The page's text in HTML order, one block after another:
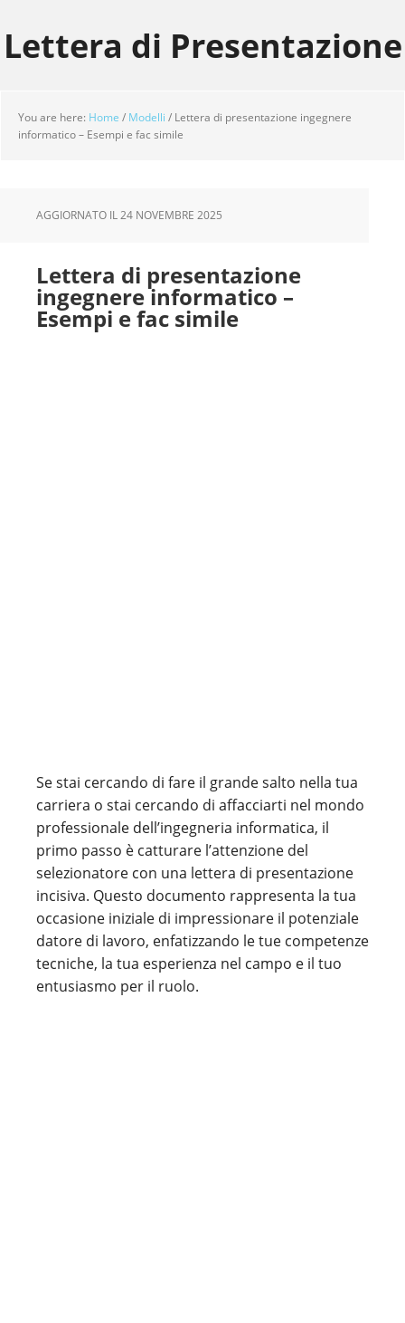
to
main
to
primary
to
footer
Lettera di Presentazione
You are here: Home / Modelli / Lettera di presentazione ingegnere
informatico – Esempi e fac simile
AGGIORNATO IL24 NOVEMBRE 2025
Lettera di presentazione
ingegnere informatico –
Esempi e fac simile
Se stai cercando di fare il grande salto nella tua
carriera o stai cercando di affacciarti nel mondo
professionale dell’ingegneria informatica, il
primo passo è catturare l’attenzione del
selezionatore con una lettera di presentazione
incisiva. Questo documento rappresenta la tua
occasione iniziale di impressionare il potenziale
datore di lavoro, enfatizzando le tue competenze
tecniche, la tua esperienza nel campo e il tuo
entusiasmo per il ruolo.